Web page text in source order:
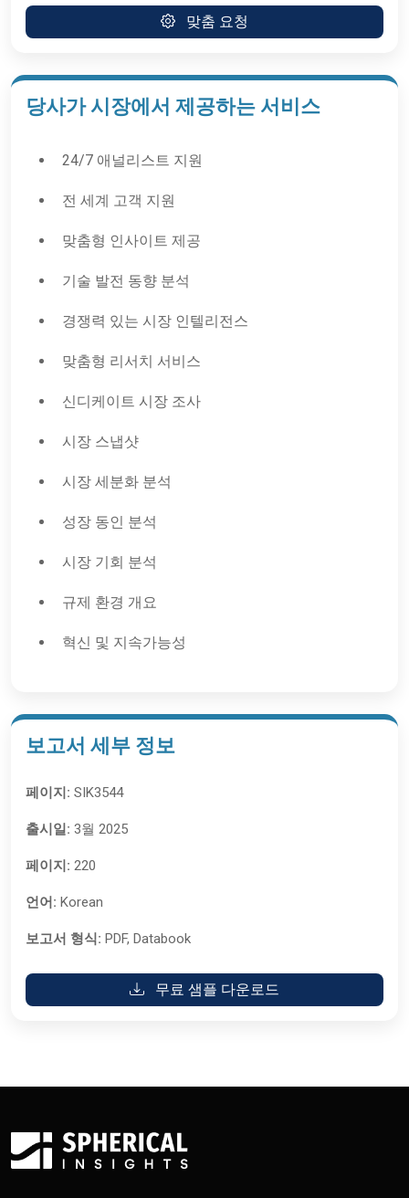
맞춤 요청
당사가 시장에서 제공하는 서비스
24/7 애널리스트 지원
전 세계 고객 지원
맞춤형 인사이트 제공
기술 발전 동향 분석
경쟁력 있는 시장 인텔리전스
맞춤형 리서치 서비스
신디케이트 시장 조사
시장 스냅샷
시장 세분화 분석
성장 동인 분석
시장 기회 분석
규제 환경 개요
혁신 및 지속가능성
보고서 세부 정보
페이지: SIK3544
출시일: 3월 2025
페이지: 220
언어: Korean
보고서 형식: PDF, Databook
무료 샘플 다운로드